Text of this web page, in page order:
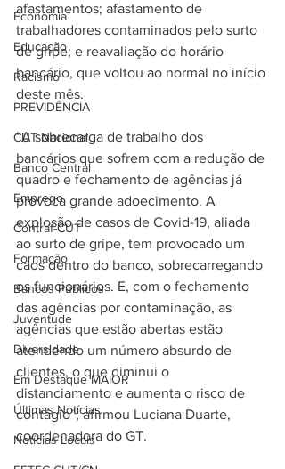
Economia
Educação
Racismo
PREVIDÊNCIA
CUT Nacional
Banco Central
Emprego
Contraf-CUT
Formação
Bancos Públicos
Juventude
Diversidade
Em Destaque MAIOR
Últimas Notícias
Notícias Locais
afastamentos; afastamento de
trabalhadores contaminados pelo surto
de gripe; e reavaliação do horário
bancário, que voltou ao normal no início
deste mês.
“A sobrecarga de trabalho dos
bancários que sofrem com a redução de
quadro e fechamento de agências já
provoca grande adoecimento. A
explosão de casos de Covid-19, aliada
ao surto de gripe, tem provocado um
caos dentro do banco, sobrecarregando
os funcionários. E, com o fechamento
das agências por contaminação, as
agências que estão abertas estão
atendendo um número absurdo de
clientes, o que diminui o
distanciamento e aumenta o risco de
contágio”, afirmou Luciana Duarte,
coordenadora do GT.